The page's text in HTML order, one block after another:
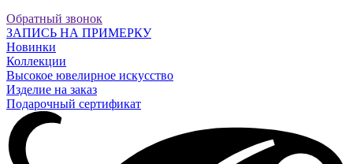
Обратный звонок
ЗАПИСЬ НА ПРИМЕРКУ
Новинки
Коллекции
Высокое ювелирное искусство
Изделие на заказ
Подарочный сертификат